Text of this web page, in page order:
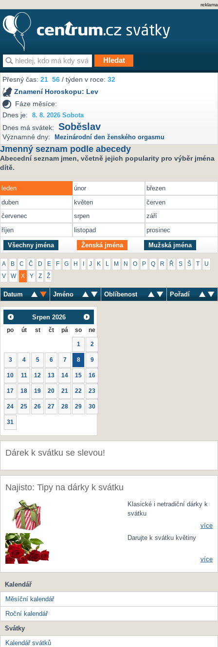
reklama
Přesný čas:21 56 / týden v roce:32
Znamení Horoskopu: Lev
Fáze měsíce:
Dnes je:
8. 8. 2026 Sobota
Dnes má svátek: Soběslav
Významné dny: Mezinárodní den ženského orgasmu
Jmenný seznam podle abecedy
Abecední seznam jmen, včetně jejich popularity pro výběr jména
dítě.
leden únor
březen
duben
květen
červen
červenec
srpen
září
říjen
listopad prosinec
Všechny jména Ženská jména Mužská jména
A B C Č D E F G H J K M N O P Q R Ř S Š U
V W X Y Z Ž
Datum Jméno Oblíbenost Pořadí
Srpen 2026
po út st čt pá so ne
1 2
3 4 5 6 7 8 9
10 11 12 13 14 15 16
17 18 19 20 21 22 23
24 25 26 27 28 29 30
31
Dárek k svátku se slevou!
Najisto: Tipy na dárky k svátku
Klasické i netradiční dárky k
svátku
více
Darujte k svátku květiny
více
Kalendář
Měsíční kalendář
Roční kalendář
Svátky
Kalendář svátků